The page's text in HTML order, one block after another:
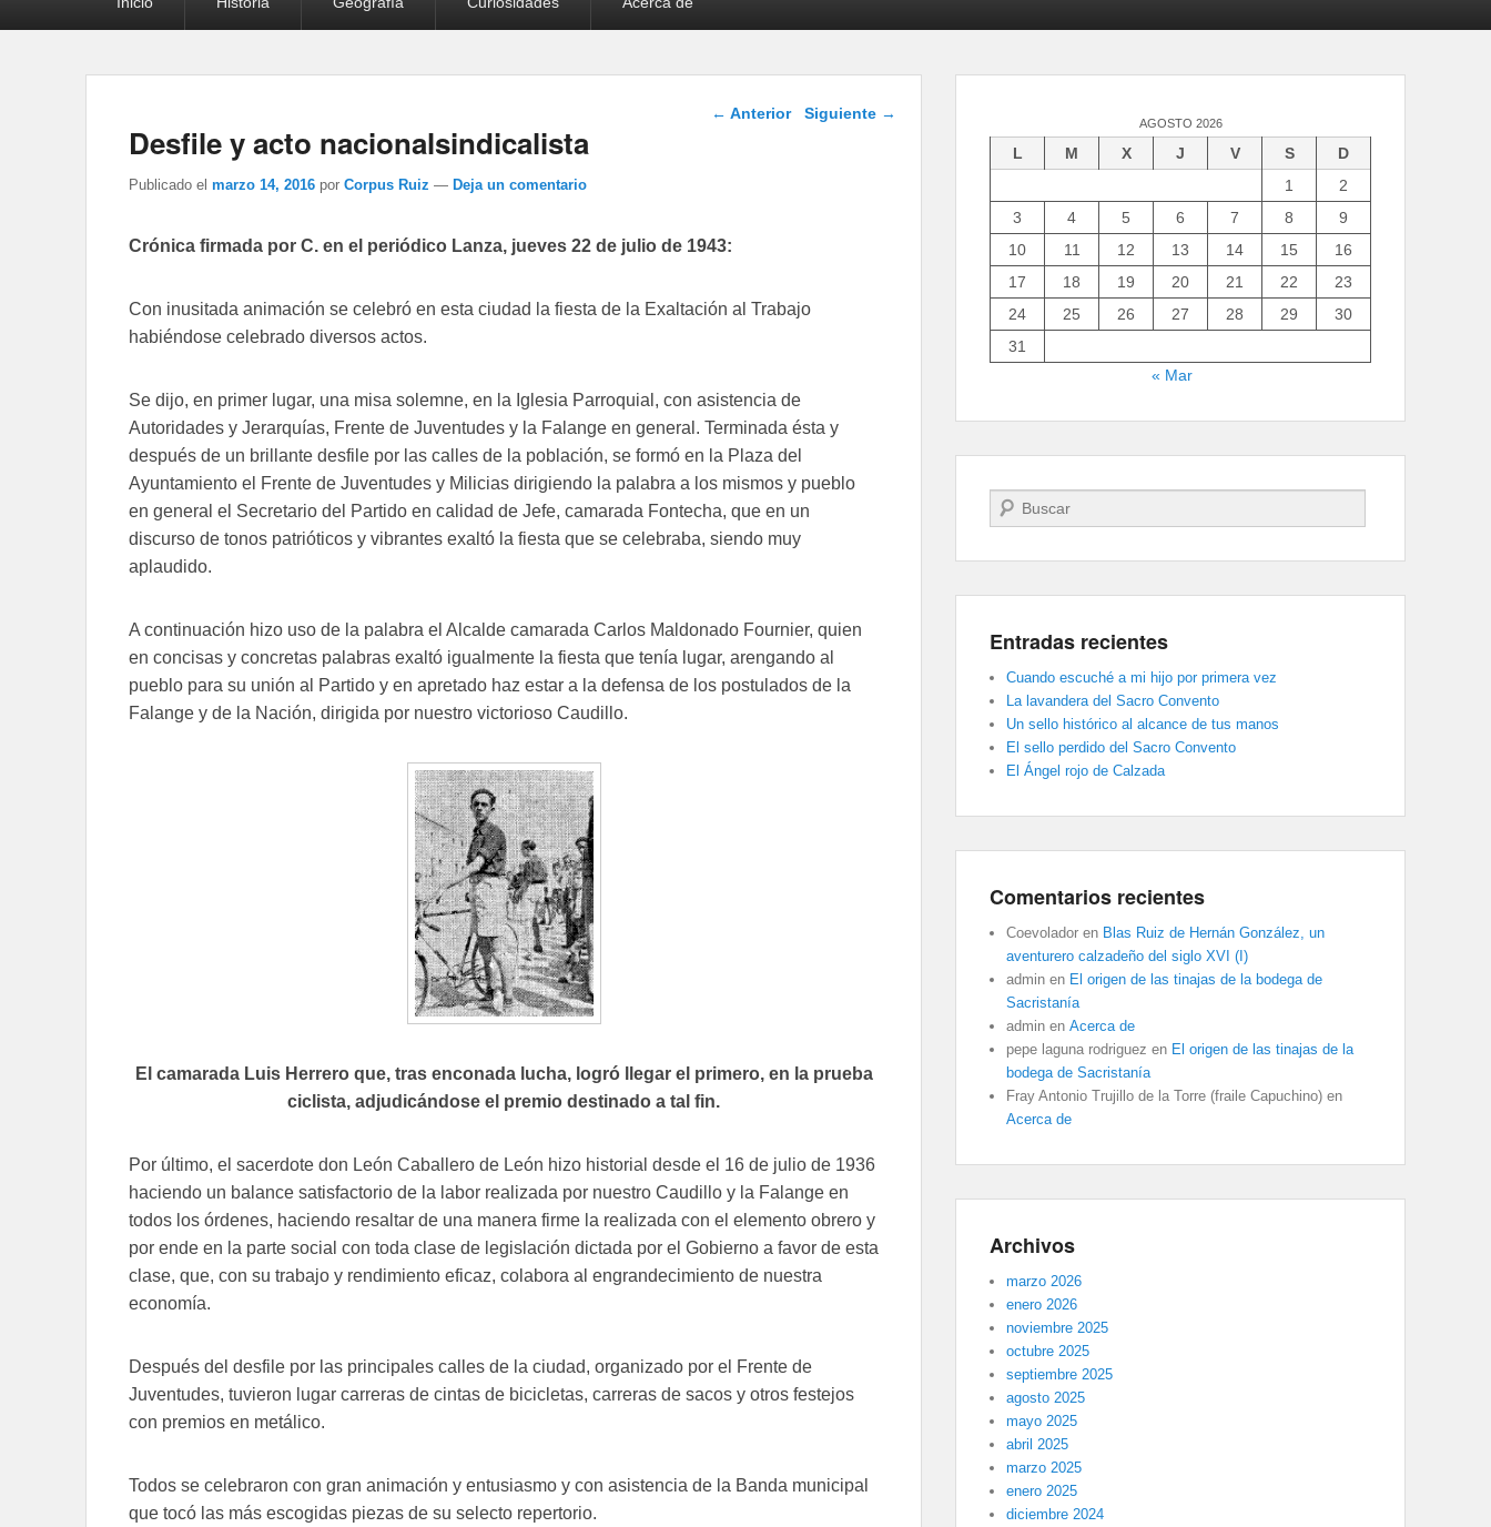
Navegación de
← Anterior Siguiente →
Desfile y acto nacionalsindicalista
Publicado el marzo 14, 2016 por Corpus Ruiz — Deja un comentario
Crónica firmada por C. en el periódico Lanza, jueves 22 de julio de 1943:
Con inusitada animación se celebró en esta ciudad la fiesta de la Exaltación al Trabajo
habiéndose celebrado diversos actos.
Se dijo, en primer lugar, una misa solemne, en la Iglesia Parroquial, con asistencia de
Autoridades y Jerarquías, Frente de Juventudes y la Falange en general. Terminada ésta y
después de un brillante desfile por las calles de la población, se formó en la Plaza del
Ayuntamiento el Frente de Juventudes y Milicias dirigiendo la palabra a los mismos y pueblo
en general el Secretario del Partido en calidad de Jefe, camarada Fontecha, que en un
discurso de tonos patrióticos y vibrantes exaltó la fiesta que se celebraba, siendo muy
aplaudido.
A continuación hizo uso de la palabra el Alcalde camarada Carlos Maldonado Fournier, quien
en concisas y concretas palabras exaltó igualmente la fiesta que tenía lugar, arengando al
pueblo para su unión al Partido y en apretado haz estar a la defensa de los postulados de la
Falange y de la Nación, dirigida por nuestro victorioso Caudillo.
El camarada Luis Herrero que, tras enconada lucha, logró llegar el primero, en la prueba
ciclista, adjudicándose el premio destinado a tal fin.
Por último, el sacerdote don León Caballero de León hizo historial desde el 16 de julio de 1936
haciendo un balance satisfactorio de la labor realizada por nuestro Caudillo y la Falange en
todos los órdenes, haciendo resaltar de una manera firme la realizada con el elemento obrero y
por ende en la parte social con toda clase de legislación dictada por el Gobierno a favor de esta
clase, que, con su trabajo y rendimiento eficaz, colabora al engrandecimiento de nuestra
economía.
Después del desfile por las principales calles de la ciudad, organizado por el Frente de
Juventudes, tuvieron lugar carreras de cintas de bicicletas, carreras de sacos y otros festejos
con premios en metálico.
Todos se celebraron con gran animación y entusiasmo y con asistencia de la Banda municipal
que tocó las más escogidas piezas de su selecto repertorio.
AGOSTO 2026
L M X J V S
D
1
2
3
4 5 6 7 8
9
10
11 12 13 14 15
16
17
18 19 20 21 22
23
24
25 26 27 28 29
30
31
« Mar
Buscar
Entradas recientes
Cuando escuché a mi hijo por primera vez
La lavandera del Sacro Convento
Un sello histórico al alcance de tus manos
El sello perdido del Sacro Convento
El Ángel rojo de Calzada
Comentarios recientes
Coevolador en Blas Ruiz de Hernán González, un
aventurero calzadeño del siglo XVI (I)
admin en El origen de las tinajas de la bodega de
Sacristanía
admin en Acerca de
pepe laguna rodriguez en El origen de las tinajas de la
bodega de Sacristanía
Fray Antonio Trujillo de la Torre (fraile Capuchino) en
Acerca de
Archivos
marzo 2026
enero 2026
noviembre 2025
octubre 2025
septiembre 2025
agosto 2025
mayo 2025
abril 2025
marzo 2025
enero 2025
diciembre 2024